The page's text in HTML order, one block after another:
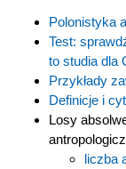
Polonistyka
Test:
to studia dla
Przykłady
Definicje i
Losy
liczba